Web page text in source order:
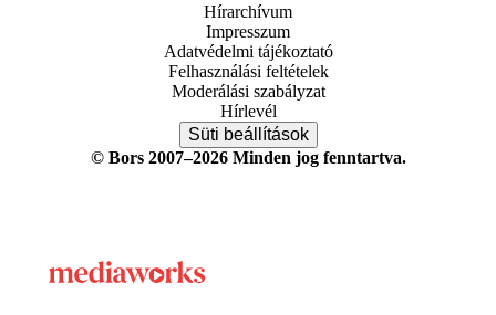
Hírarchívum
Impresszum
Adatvédelmi tájékoztató
Felhasználási feltételek
Moderálási szabályzat
Hírlevél
Süti beállítások
© Bors 2007–2026 Minden jog fenntartva.